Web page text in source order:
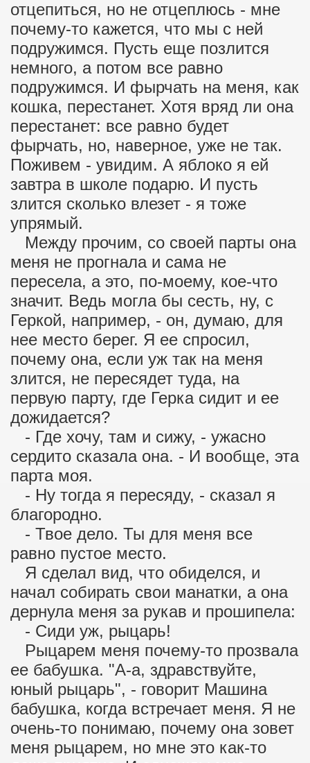
отцепиться, но не отцеплюсь - мне
почему-то кажется, что мы с ней
подружимся. Пусть еще позлится
немного, а потом все равно
подружимся. И фырчать на меня, как
кошка, перестанет. Хотя вряд ли она
перестанет: все равно будет
фырчать, но, наверное, уже не так.
Поживем - увидим. А яблоко я ей
завтра в школе подарю. И пусть
злится сколько влезет - я тоже
упрямый.
Между прочим, со своей парты она
меня не прогнала и сама не
пересела, а это, по-моему, кое-что
значит. Ведь могла бы сесть, ну, с
Геркой, например, - он, думаю, для
нее место берег. Я ее спросил,
почему она, если уж так на меня
злится, не пересядет туда, на
первую парту, где Герка сидит и ее
дожидается?
- Где хочу, там и сижу, - ужасно
сердито сказала она. - И вообще, эта
парта моя.
- Ну тогда я пересяду, - сказал я
благородно.
- Твое дело. Ты для меня все
равно пустое место.
Я сделал вид, что обиделся, и
начал собирать свои манатки, а она
дернула меня за рукав и прошипела:
- Сиди уж, рыцарь!
Рыцарем меня почему-то прозвала
ее бабушка. "А-а, здравствуйте,
юный рыцарь", - говорит Машина
бабушка, когда встречает меня. Я не
очень-то понимаю, почему она зовет
меня рыцарем, но мне это как-то